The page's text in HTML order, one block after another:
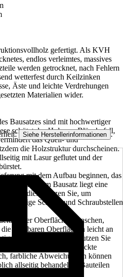
gefertigt. Als KVH
endlos verleimtes, massives
werden getrocknet, nach Fehlern
wetterfest durch Keilzinken
Äste und leichte Verdrehungen
Materialien wider.
Bausatzes sind mit hochwertiger
schützt das Holz vor Bläuebefall,
das Quell- und
die Holzstruktur durchscheinen.
mit Lasur geflutet und der
mit dem Aufbau beginnen, das
entfällt. Jedem Bausatz liegt eine
bei, diese nutzen Sie, um
Schnitt- und Schraubstellen
der Oberfläche wünschen,
sichtbaren Oberflächen leicht an
Lasur bzw. Farbe. Nutzen Sie
Lasursortiment. Abgedruckte
farbliche Abweichungen können
allseitig behandelten Bauteilen
Siehe Herstellerinformationen .